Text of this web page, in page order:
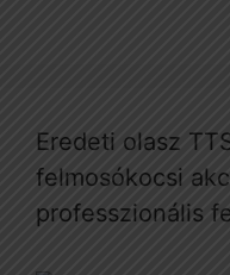
Eredeti olasz
felmosókocsi
professzionális